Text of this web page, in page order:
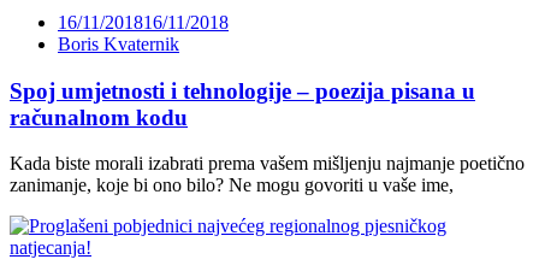
16/11/201816/11/2018
Boris Kvaternik
Spoj umjetnosti i tehnologije – poezija pisana u
računalnom kodu
Kada biste morali izabrati prema vašem mišljenju najmanje poetično
zanimanje, koje bi ono bilo? Ne mogu govoriti u vaše ime,